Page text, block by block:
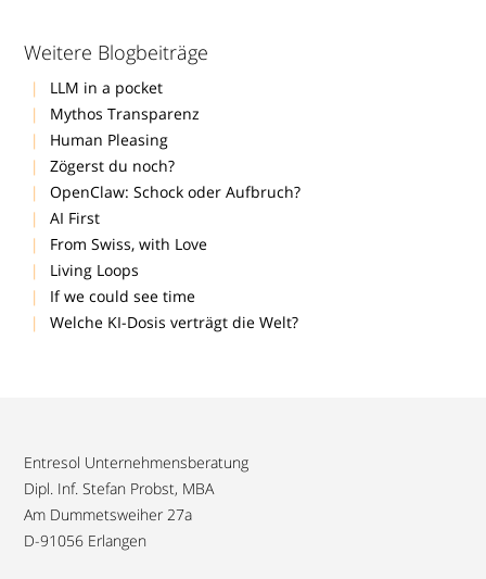
Weitere Blogbeiträge
LLM in a pocket
Mythos Transparenz
Human Pleasing
Zögerst du noch?
OpenClaw: Schock oder Aufbruch?
AI First
From Swiss, with Love
Living Loops
If we could see time
Welche KI-Dosis verträgt die Welt?
Entresol Unternehmensberatung
Dipl. Inf. Stefan Probst, MBA
Am Dummetsweiher 27a
D-91056 Erlangen